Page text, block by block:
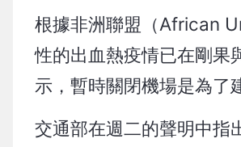
根據非洲聯盟（African
性的出血熱疫情已在剛
示，暫時關閉機場是為了
交通部在週二的聲明中指